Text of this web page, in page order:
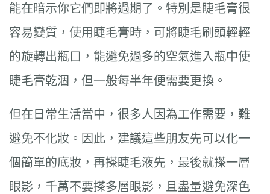
能在暗示你它們即將過期了。特別是睫毛膏很
容易變質，使用睫毛膏時，可將睫毛刷頭輕輕
的旋轉出瓶口，能避免過多的空氣進入瓶中使
睫毛膏乾涸，但一般每半年便需要更換。
但在日常生活當中，很多人因為工作需要，難
避免不化妝。因此，建議這些朋友先可以化一
個簡單的底妝，再搽睫毛液先，最後就搽一層
眼影，千萬不要搽多層眼影，且盡量避免深色